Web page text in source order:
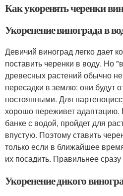
Как укоренять черенки
Укоренение винограда в
Девичий виноград легко дает
поставить черенки в воду. Но
древесных растений обычно
пересадки в землю: они будут
постоянными. Для
хорошо переживет
банке с водой, пройдет для
впустую. Поэтому ставить
только если в ближайшее
их посадить. Правильнее
Укоренение дикого